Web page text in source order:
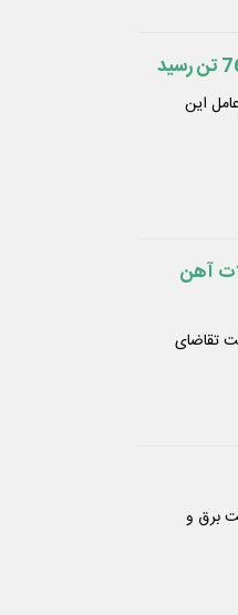
گفته مدیرعامل این
آهن
به ثبت تقاضای
محدودیت برق و